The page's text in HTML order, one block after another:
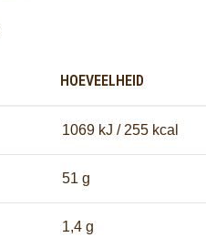
HOEVEELHEID
1069 kJ / 255 kcal
51 g
1,4 g